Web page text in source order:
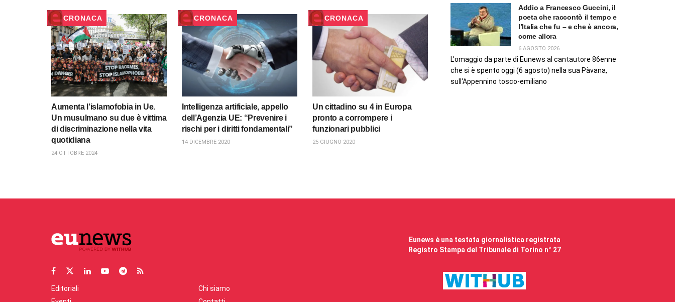
CRONACA
Aumenta l’islamofobia in Ue.
Un musulmano su due è vittima
di discriminazione nella vita
quotidiana
24 OTTOBRE 2024
CRONACA
Intelligenza artificiale, appello
dell’Agenzia UE: “Prevenire i
rischi per i diritti fondamentali”
14 DICEMBRE 2020
CRONACA
Un cittadino su 4 in Europa
pronto a corrompere i
funzionari pubblici
25 GIUGNO 2020
Addio a Francesco Guccini, il
poeta che raccontò il tempo e
l’Italia che fu – e che è ancora,
come allora
6 AGOSTO 2026
L'omaggio da parte di Eunews al cantautore 86enne
che si è spento oggi (6 agosto) nella sua Pàvana,
sull'Appennino tosco-emiliano
Editoriali
Chi siamo
Eunews è una testata giornalistica registrata
Registro Stampa del Tribunale di Torino n° 27